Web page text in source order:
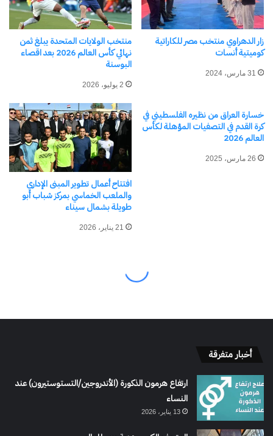
أخبار متفرقة
ارتفاع هرمون الذكورة (الأندروجين/التستوستيرون) عند
النساء
13 يناير، 2026